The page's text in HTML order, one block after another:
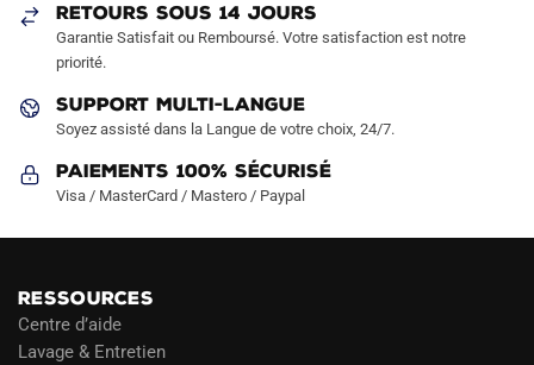
page
RETOURS SOUS 14 JOURS
Garantie Satisfait ou Remboursé. Votre satisfaction est notre
priorité.
SUPPORT MULTI-LANGUE
Soyez assisté dans la Langue de votre choix, 24/7.
Paiements 100% Sécurisé
Visa / MasterCard / Mastero / Paypal
RESSOURCES
Centre d’aide
Lavage & Entretien